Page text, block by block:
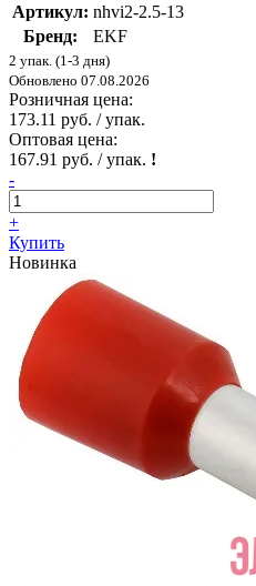
Артикул: nhvi2-2.5-13
Бренд:
EKF
2 упак. (1-3 дня)
Обновлено 07.08.2026
Розничная цена:
173.11 руб. / упак.
Оптовая цена:
167.91 руб. / упак. !
-
+
Купить
Новинка